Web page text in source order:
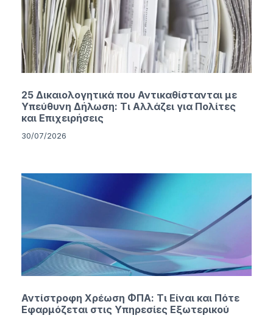
25 Δικαιολογητικά που Αντικαθίστανται με
Υπεύθυνη Δήλωση: Τι Αλλάζει για Πολίτες
και Επιχειρήσεις
30/07/2026
Αντίστροφη Χρέωση ΦΠΑ: Τι Είναι και Πότε
Εφαρμόζεται στις Υπηρεσίες Εξωτερικού